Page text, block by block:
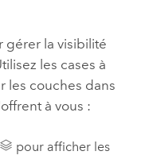
gérer la visibilité
les cases à
les couches dans
à vous :
pour afficher les